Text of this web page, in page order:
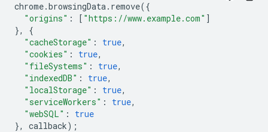
chrome.browsingData. remove({
"origins" : [ "https://www.example.com" ]
},
{
"cacheStorage" : true,
"cookies" : true,
"fileSystems" : true,
"indexedDB" : true,
"localStorage" : true,
"serviceWorkers" : true,
"webSQL" :
true
},
callback);